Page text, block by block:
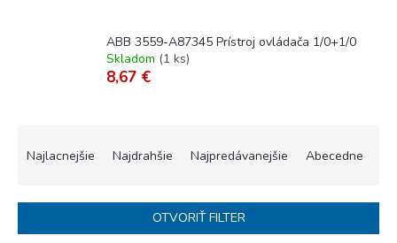
ABB 3559-A87345 Prístroj ovládača 1/0+1/0
Skladom (1 ks)
8,67 €
i
Najlacnejšie Najdrahšie Najpredávanejšie Abecedne
OTVORIŤ FILTER